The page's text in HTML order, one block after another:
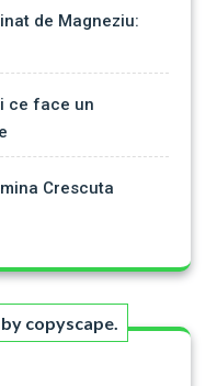
de Magneziu:
ce face un
Crescuta
copyscape.